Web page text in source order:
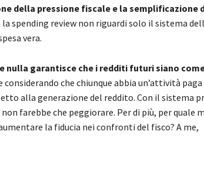
della pressione fiscale e la semplificazione
la spending review non riguardi solo il sistema
vera.
nulla garantisce che i redditi futuri siano
che chiunque abbia un’attività
alla generazione del reddito. Con il sistema
farebbe che peggiorare. Per di più, per quale
la fiducia nei confronti del fisco? A me,